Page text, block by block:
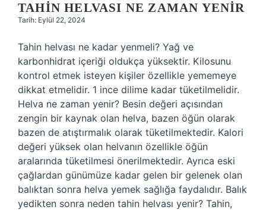
TAHIN HELVASI NE ZAMAN YENIR
Tarih: Eylül 22, 2024
Tahin helvası ne kadar yenmeli? Yağ ve
karbonhidrat içeriği oldukça yüksektir. Kilosunu
kontrol etmek isteyen kişiler özellikle yememeye
dikkat etmelidir. 1 ince dilime kadar tüketilmelidir.
Helva ne zaman yenir? Besin değeri açısından
zengin bir kaynak olan helva, bazen öğün olarak
bazen de atıştırmalık olarak tüketilmektedir. Kalori
değeri yüksek olan helvanın özellikle öğün
aralarında tüketilmesi önerilmektedir. Ayrıca eski
çağlardan günümüze kadar gelen bir gelenek olan
balıktan sonra helva yemek sağlığa faydalıdır. Balık
yedikten sonra neden tahin helvası yenir? Tahin,